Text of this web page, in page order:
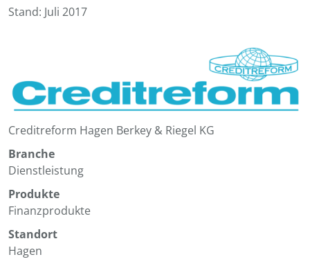
Stand: Juli 2017
Creditreform Hagen Berkey & Riegel KG
Branche
Dienstleistung
Produkte
Finanzprodukte
Standort
Hagen